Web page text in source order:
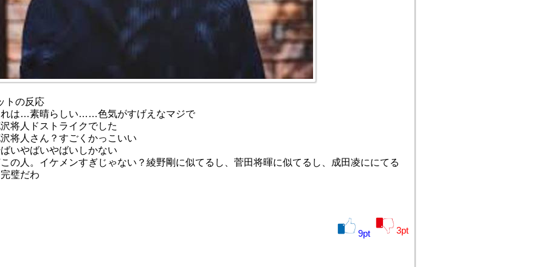
トの反応
れは…素晴らしい……色気がすげえなマジで
沢将人ドストライクでした
沢将人さん？すごくかっこいい
ばいやばいやばいしかない
この人。イケメンすぎじゃない？綾野剛に似てるし、菅田将暉に似てるし、成田凌ににてる
璧だわ
9pt 3pt